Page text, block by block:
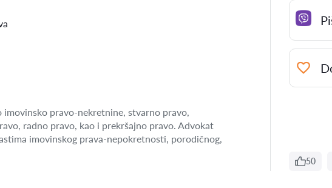
pravo-nekretnine, stvarno pravo,
radno pravo, kao i prekršajno pravo. Advokat
imovinskog prava-nepokretnosti, porodičnog,
50